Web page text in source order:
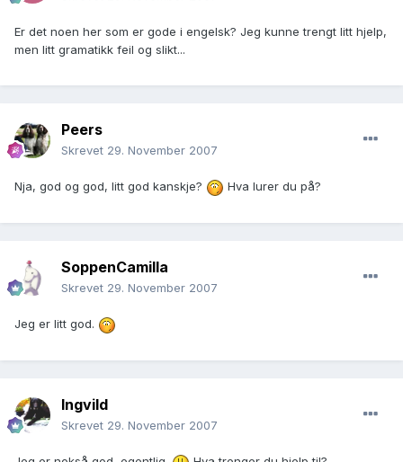
Er det noen her som er gode i engelsk? Jeg kunne trengt litt hjelp,
men litt gramatikk feil og slikt...
Peers
Skrevet 29. November 2007
Nja, god og god, litt god kanskje? Hva lurer du på?
SoppenCamilla
Skrevet 29. November 2007
Jeg er litt god.
Ingvild
Skrevet 29. November 2007